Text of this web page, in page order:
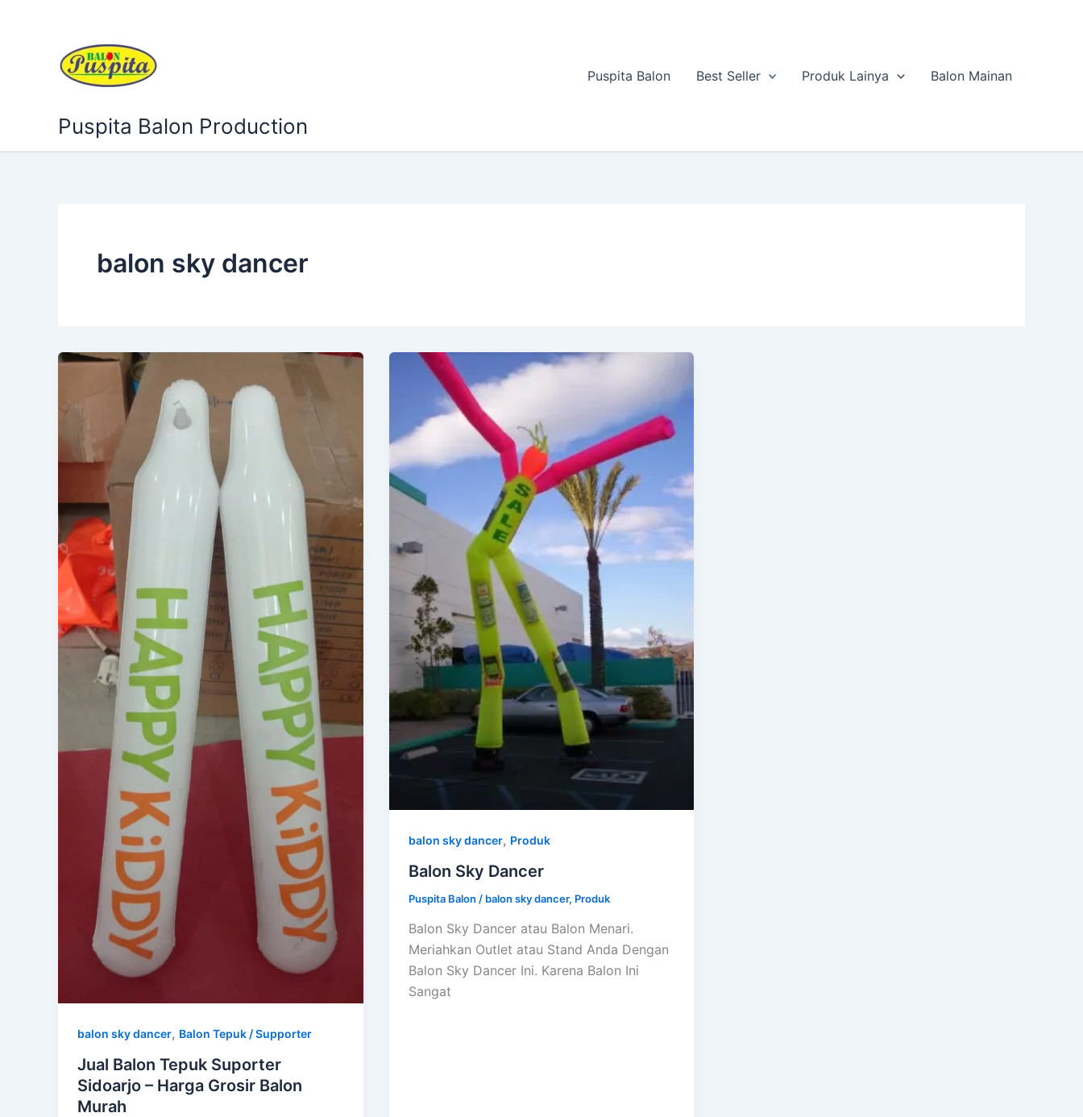
Puspita Balon Production
Puspita Balon Best Seller Produk Lainya Balon Mainan
balon sky dancer
balon sky dancer, Balon Tepuk / Supporter
Jual Balon Tepuk Suporter
Sidoarjo – Harga Grosir Balon
Murah
balon sky dancer, Produk
Balon Sky Dancer
Puspita Balon / balon sky dancer, Produk
Balon Sky Dancer atau Balon Menari.
Meriahkan Outlet atau Stand Anda Dengan
Balon Sky Dancer Ini. Karena Balon Ini
Sangat